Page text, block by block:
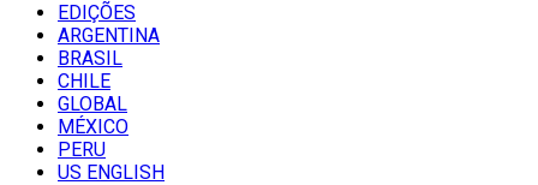
EDIÇÕES
ARGENTINA
BRASIL
CHILE
GLOBAL
MÉXICO
PERU
US ENGLISH